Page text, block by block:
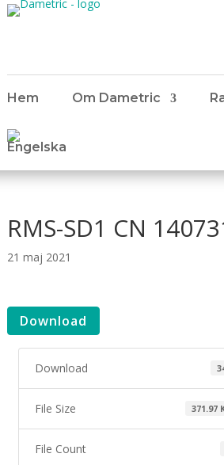
Hem Om Dametric
RMS-SD1 CN
21 maj 2021
Download
Download
File Size 371.97
File Count